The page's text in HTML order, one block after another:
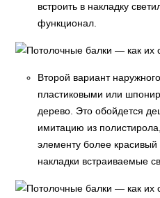
встроить в накладку
функционал.
Второй вариант
пластиковыми или
дерево. Это обойдется
имитацию из
элементу более красивый
накладки встраиваемые